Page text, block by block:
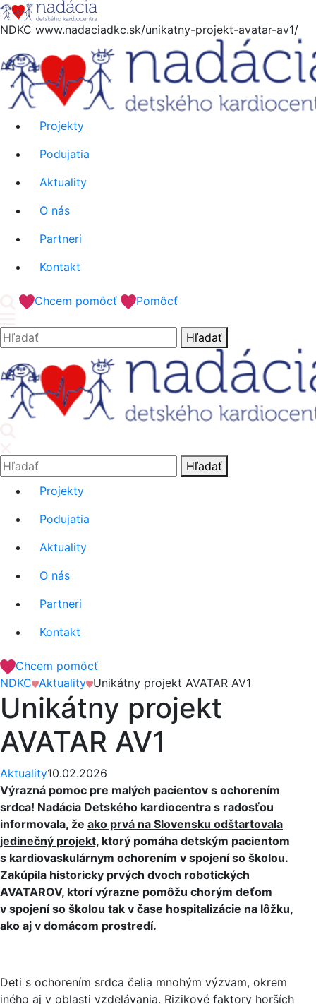
NDKC www.nadaciadkc.sk/unikatny-projekt-avatar-av1/
Projekty
Podujatia
Aktuality
O nás
Partneri
Kontakt
'.__('Search').'Chcem pomôcť Pomôcť
Hľadať: Hľadať
Hľadať:
Hľadať
Projekty
Podujatia
Aktuality
O nás
Partneri
Kontakt
Chcem pomôcť
NDKC Aktuality Unikátny projekt AVATAR AV1
Unikátny projekt
AVATAR AV1
Aktuality10.02.2026
Výrazná pomoc pre malých pacientov s ochorením
srdca! Nadácia Detského kardiocentra s radosťou
informovala, že ako prvá na Slovensku odštartovala
jedinečný projekt, ktorý pomáha detským pacientom
s kardiovaskulárnym ochorením v spojení so školou.
Zakúpila historicky prvých dvoch robotických
AVATAROV, ktorí výrazne pomôžu chorým deťom
v spojení so školou tak v čase hospitalizácie na lôžku,
ako aj v domácom prostredí.
Deti s ochorením srdca čelia mnohým výzvam, okrem
iného aj v oblasti vzdelávania. Rizikové faktory horších